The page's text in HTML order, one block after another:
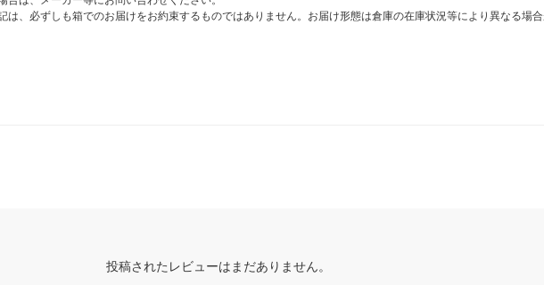
は、必ずしも箱でのお届けをお約束するものではありません。お届け形態は倉庫の在庫状況等により異なる場
投稿されたレビューはまだありません。